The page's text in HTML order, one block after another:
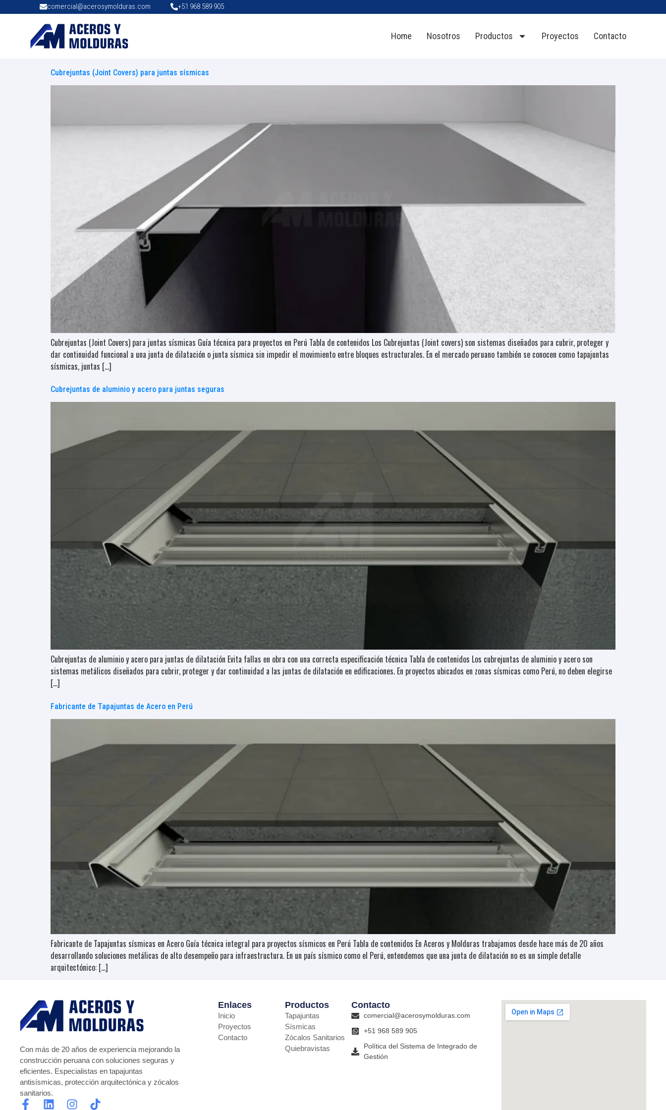
comercial@acerosymolduras.com +51 968 589 905
Home Nosotros Productos Proyectos Contacto
Cubrejuntas (Joint Covers) para juntas sísmicas
Cubrejuntas (Joint Covers) para juntas sísmicas Guía técnica para proyectos en Perú Tabla de contenidos Los Cubrejuntas (Joint covers) son sistemas diseñados para cubrir, proteger y
dar continuidad funcional a una junta de dilatación o junta sísmica sin impedir el movimiento entre bloques estructurales. En el mercado peruano también se conocen como tapajuntas
sísmicas, juntas […]
Cubrejuntas de aluminio y acero para juntas seguras
Cubrejuntas de aluminio y acero para juntas de dilatación Evita fallas en obra con una correcta especificación técnica Tabla de contenidos Los cubrejuntas de aluminio y acero son
sistemas metálicos diseñados para cubrir, proteger y dar continuidad a las juntas de dilatación en edificaciones. En proyectos ubicados en zonas sísmicas como Perú, no deben elegirse
[…]
Fabricante de Tapajuntas de Acero en Perú
Fabricante de Tapajuntas sísmicas en Acero Guía técnica integral para proyectos sísmicos en Perú Tabla de contenidos En Aceros y Molduras trabajamos desde hace más de 20 años
desarrollando soluciones metálicas de alto desempeño para infraestructura. En un país sísmico como el Perú, entendemos que una junta de dilatación no es un simple detalle
arquitectónico: […]
Con más de 20 años de experiencia mejorando la
construcción peruana con soluciones seguras y
eficientes. Especialistas en tapajuntas
antisísmicas, protección arquitectónica y zócalos
sanitarios.
Enlaces
Inicio
Proyectos
Contacto
Productos
Tapajuntas
Sísmicas
Zócalos Sanitarios
Quiebravistas
Contacto
comercial@acerosymolduras.com
+51 968 589 905
Política del Sistema de Integrado de
Gestión